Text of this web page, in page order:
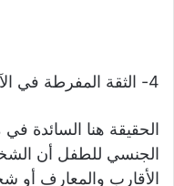
4- الثقة المفرطة في الآخرين
الحقيقة هنا السائدة
الجنسي للطفل أن
الأقارب والمعارف أو